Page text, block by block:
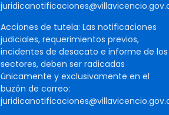
Acciones de tutela: Las notificaciones
judiciales, requerimientos previos,
incidentes de desacato e informe de los
sectores, deben ser radicadas
únicamente y exclusivamente en el
buzón de correo: